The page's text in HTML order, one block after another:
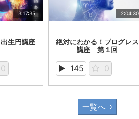
3:17:35
生円講座
0
2:04:30
絶対にわかる！プログレス
講座 第１回
145 0
一覧へ